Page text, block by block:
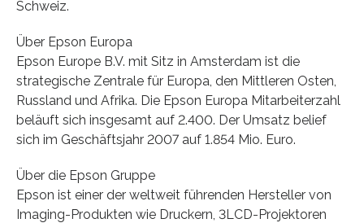
Schweiz.
Über Epson Europa
Epson Europe B.V. mit Sitz in Amsterdam ist die
strategische Zentrale für Europa, den Mittleren Osten,
Russland und Afrika. Die Epson Europa Mitarbeiterzahl
beläuft sich insgesamt auf 2.400. Der Umsatz belief
sich im Geschäftsjahr 2007 auf 1.854 Mio. Euro.
Über die Epson Gruppe
Epson ist einer der weltweit führenden Hersteller von
Imaging-Produkten wie Druckern, 3LCD-Projektoren